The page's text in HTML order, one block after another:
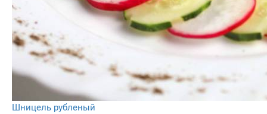
Шницель рубленый